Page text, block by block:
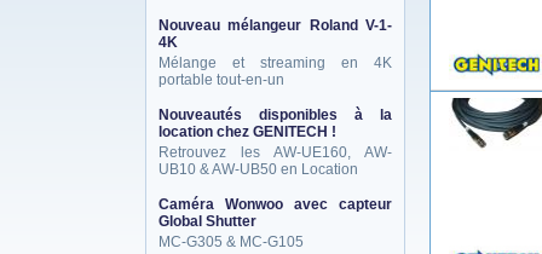
Nouveau mélangeur Roland V-1-
4K
Mélange et streaming en 4K
portable tout-en-un
Nouveautés disponibles à la
location chez GENITECH !
Retrouvez les AW-UE160, AW-
UB10 & AW-UB50 en Location
Caméra Wonwoo avec capteur
Global Shutter
MC-G305 & MC-G105